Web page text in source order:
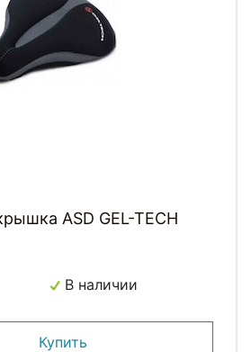
GEL-TECH
В наличии
Купить